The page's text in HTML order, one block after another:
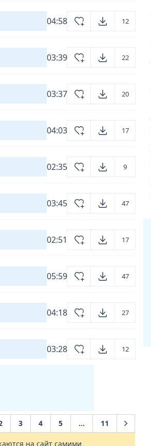
04:58
12
03:39
22
03:37
20
04:03
17
02:35
9
03:45
47
02:51
17
05:59
47
04:18
27
03:28
12
3 4 5 ... 11
Next
на сайт самими